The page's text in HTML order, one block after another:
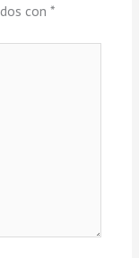
con *